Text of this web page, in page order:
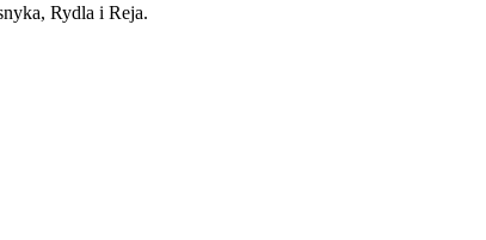
Rydla i Reja.